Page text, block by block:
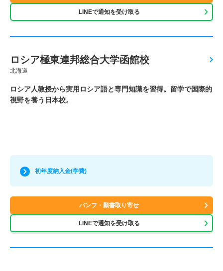
LINEで通知を受け取る
ロシア極東連邦総合大学函館校
北海道
ロシア人教授から実用ロシア語と専門知識を習得。留学で国際的
視野を養う日本校。
初年度納入金(学費)
パンフ・願書取り寄せ
LINEで通知を受け取る